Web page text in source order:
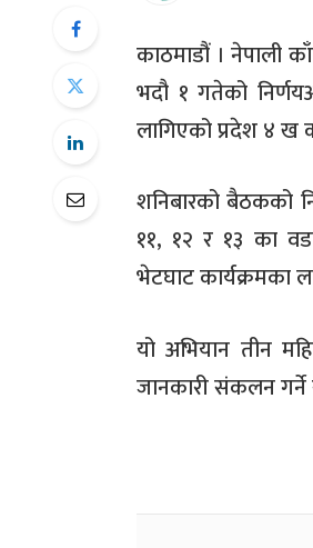
काठमाडौं । नेपाली
भदौ १ गतेको
लागिएको प्रदेश ४ ख
शनिबारको बैठकको
११, १२ र १३ का
भेटघाट कार्यक्रमका
यो अभियान तीन
जानकारी संकलन